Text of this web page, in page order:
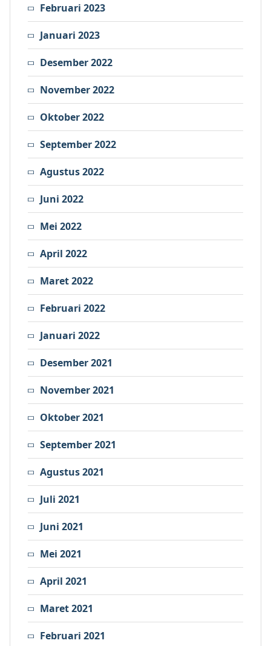
Februari 2023
Januari 2023
Desember 2022
November 2022
Oktober 2022
September 2022
Agustus 2022
Juni 2022
Mei 2022
April 2022
Maret 2022
Februari 2022
Januari 2022
Desember 2021
November 2021
Oktober 2021
September 2021
Agustus 2021
Juli 2021
Juni 2021
Mei 2021
April 2021
Maret 2021
Februari 2021